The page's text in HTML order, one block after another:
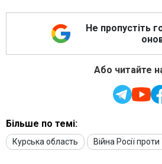
Не пропустіть
Або читайте
Більше по темі:
Курська область Війна Росії